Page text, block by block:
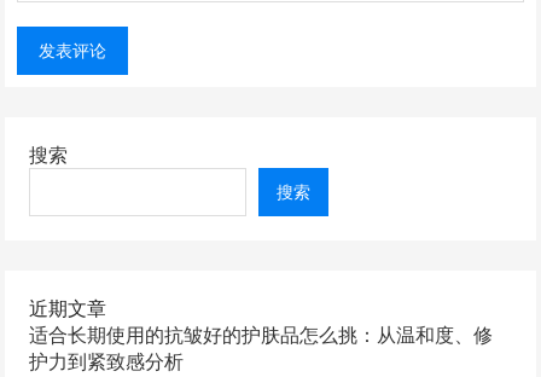
搜索
搜索
近期文章
适合长期使用的抗皱好的护肤品怎么挑：从温和度、修
护力到紧致感分析